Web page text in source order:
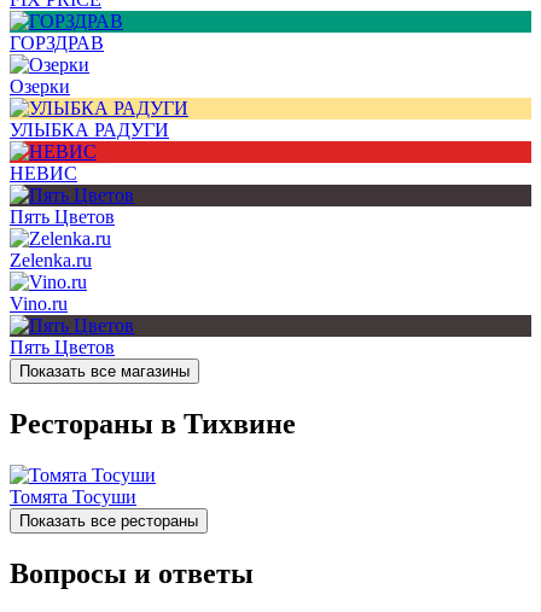
ГОРЗДРАВ
Озерки
УЛЫБКА РАДУГИ
НЕВИС
Пять Цветов
Zelenka.ru
Vino.ru
Пять Цветов
Показать все магазины
Рестораны в Тихвине
Томята Тосуши
Показать все рестораны
Вопросы и ответы